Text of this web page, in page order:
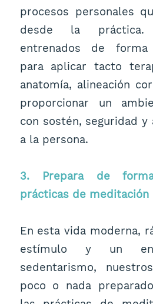
procesos personales
desde la práctica.
entrenados de forma
para aplicar tacto
anatomía, alineación
proporcionar un
con sostén, seguridad y
a la persona.
3. Prepara de
prácticas de meditación
En esta vida moderna,
estímulo y un
sedentarismo,
poco o nada